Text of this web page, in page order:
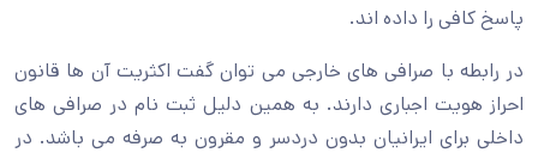
پاسخ کافی را داده اند.
در رابطه با صرافی های خارجی می توان گفت اکثریت آن ها قانون
احراز هویت اجباری دارند. به همین دلیل ثبت نام در صرافی های
داخلی برای ایرانیان بدون دردسر و مقرون به صرفه می باشد. در